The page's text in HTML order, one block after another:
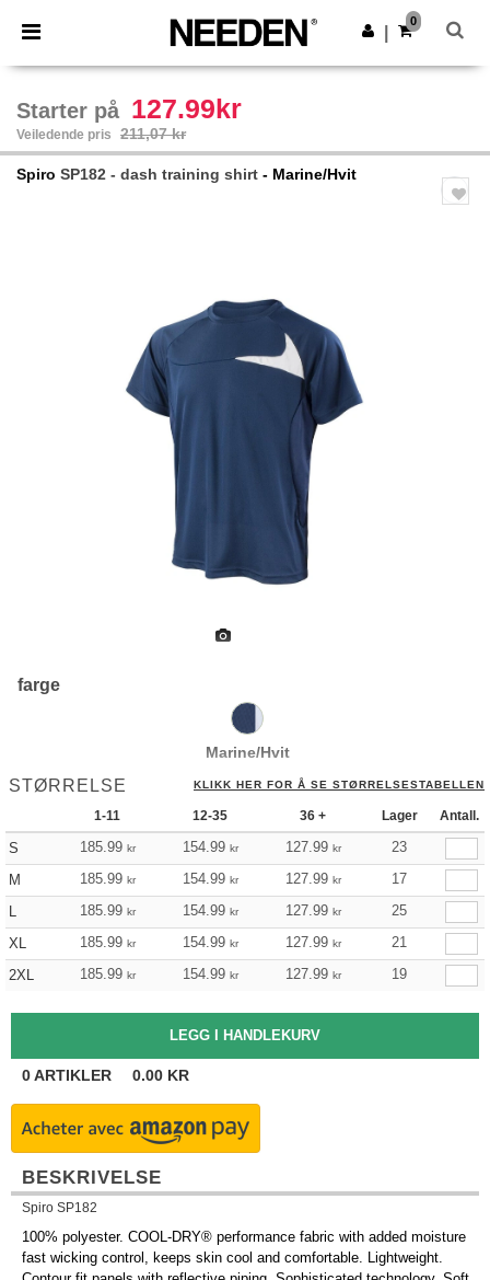
× Needen-app
Bedre priser i appen!
Last ned app
0
Starter på 127.99kr
Veiledende pris 211,07 kr
Spiro SP182 - dash training shirt - Marine/Hvit
farge
Marine/Hvit
STØRRELSE KLIKK HER FOR Å SE STØRRELSESTABELLEN
1-11 12-35 36 + Lager Antall.
S 185.99 kr 154.99 kr 127.99 kr
23
M
185.99 kr 154.99 kr 127.99 kr
17
L
185.99 kr 154.99 kr 127.99 kr
25
XL
185.99 kr 154.99 kr 127.99 kr
21
2XL
185.99 kr 154.99 kr 127.99 kr 19
0ARTIKLER 0.00 KR
BESKRIVELSE
Spiro SP182
100% polyester. COOL-DRY® performance fabric with added moisture
fast wicking control, keeps skin cool and comfortable. Lightweight.